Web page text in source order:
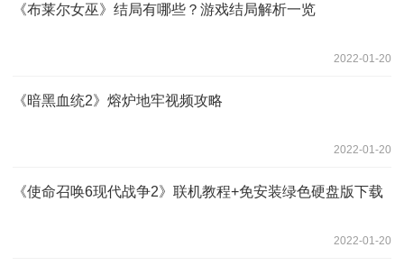
《布莱尔女巫》结局有哪些？游戏结局解析一览
2022-01-20
《暗黑血统2》熔炉地牢视频攻略
2022-01-20
《使命召唤6现代战争2》联机教程+免安装绿色硬盘版下载
2022-01-20